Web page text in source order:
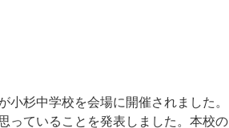
杉中学校を会場に開催されました。
っていることを発表しました。本校の